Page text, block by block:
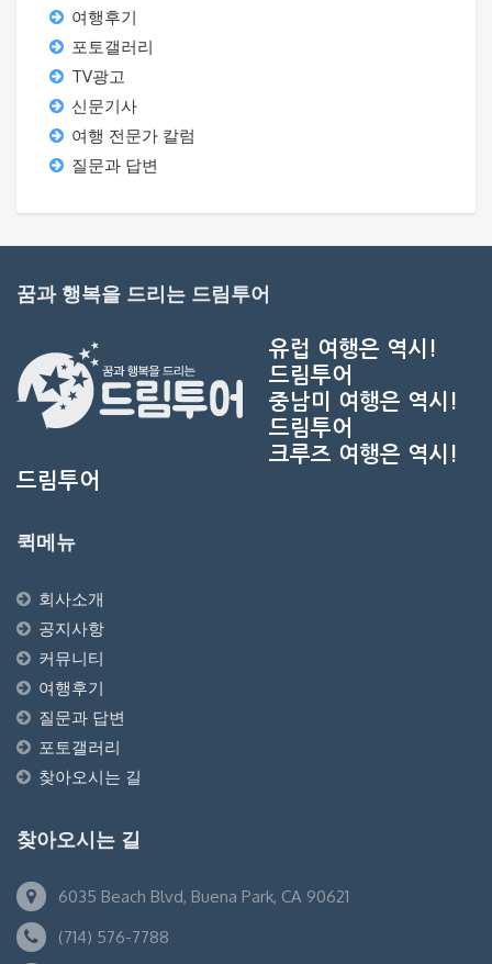
여행후기
포토갤러리
TV광고
신문기사
여행 전문가 칼럼
질문과 답변
꿈과 행복을 드리는 드림투어
유럽 여행은 역시!
드림투어
중남미 여행은 역시!
드림투어
크루즈 여행은 역시!
드림투어
퀵메뉴
회사소개
공지사항
커뮤니티
여행후기
질문과 답변
포토갤러리
찾아오시는 길
찾아오시는 길
6035 Beach Blvd, Buena Park, CA 90621
(714) 576-7788